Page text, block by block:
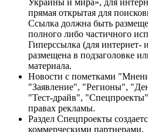
прямая открытая для
Ссылка должна быть
полного либо частичного
Гиперссылка (для интернет-
размещена в подзаголовке
материала.
Новости с пометками
"Заявление", "Регионы",
"Тест-драйв",
правах рекламы.
Раздел Спецпроекты
коммерческими партнерами.